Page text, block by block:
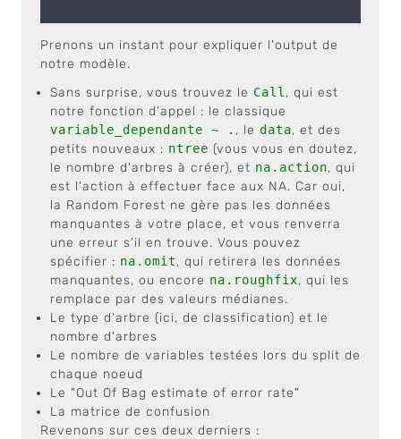
Prenons un instant pour expliquer l'output de
notre modèle.
Sans surprise, vous trouvez le Call , qui est
notre fonction d'appel : le classique
variable_dependante ~ . , le data, et des
petits nouveaux : ntree (vous vous en doutez,
le nombre d'arbres à créer), et na.action, qui
est l'action à effectuer face aux NA. Car oui,
la Random Forest ne gère pas les données
manquantes à votre place, et vous renverra
une erreur s'il en trouve. Vous pouvez
spécifier : na.omit, qui retirera les données
manquantes, ou encore na.roughfix, qui les
remplace par des valeurs médianes.
Le type d'arbre (ici, de classification) et le
nombre d'arbres
Le nombre de variables testées lors du split de
chaque noeud
Le "Out Of Bag estimate of error rate"
La matrice de confusion
Revenons sur ces deux derniers :